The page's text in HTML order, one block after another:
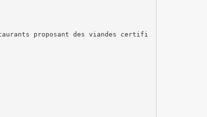
proposant des viandes certifi